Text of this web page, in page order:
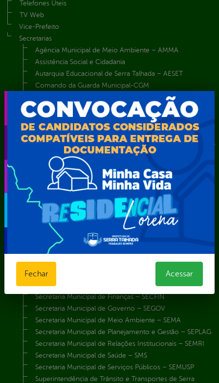
Telefones Úteis
TV Web
Vice-Prefeito
Secretarias
Agência Municipal de Meio Ambiente – AMMA
Assistência Social e Cidadania
Autarquia Educacional de Serra Talhada – AESET
Comando da Guarda Municipal-CGM
FUNDAÇÃO CULTURAL DE SERRA TALHADA
Gabinete do Vice-Prefeito
Instituto de Previdência Própria dos Servidores Públicos do
Município de Serra Talhada-IPPS
Obras e Infraestrutura
Procuradoria Geral do Município
Secretaria de Comunicação Social e Audiovisual
Secretaria de Desenvolvimento Econômico e Turismo
Secretaria de Iluminação Pública e Energia Elétrica
Secretaria Municipal da Mulher – SEMU
Secretaria Municipal de Administração – SAD
Secretaria Municipal de Agricultura e Recursos Hídricos –
SEMARH / Secretaria de Agricultura Familiar – SEMAF
Secretaria Municipal de Educação – SEST
Secretaria Municipal de Esporte e Lazer – SEMEL
Secretaria Municipal de Finanças – SECFIN
Secretaria Municipal de Governo – SEGOV
Secretaria Municipal de Meio Ambiente – SEMA
Secretaria Municipal de Planejamento e Gestão – SEPLAG
Secretaria Municipal de Relações Institucionais – SEMRI
Secretaria Municipal de Saúde – SMS
Secretaria Municipal de Serviços Públicos – SEMUSP
Superintendência de Trânsito e Transportes de Serra
Fechar Acessar